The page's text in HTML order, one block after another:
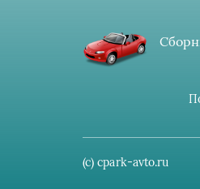
(c) cpark-avto.ru